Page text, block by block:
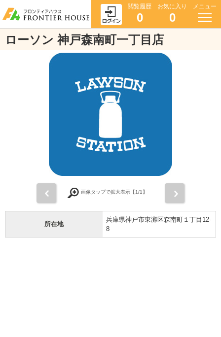
閲覧履歴
0
お気に入り
0
メニュー
ローソン 神戸森南町一丁目店
画像タップで拡大表示【1/1】
所在地
兵庫県神戸市東灘区森南町１丁目12-
8